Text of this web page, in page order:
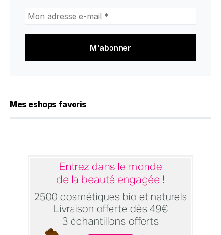
adresse
mail
Mes eshops favoris